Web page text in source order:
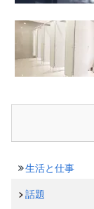
生活と仕事
話題